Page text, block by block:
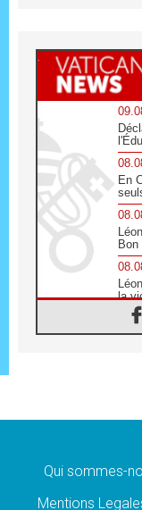
En
la
Qui sommes-
Mentions